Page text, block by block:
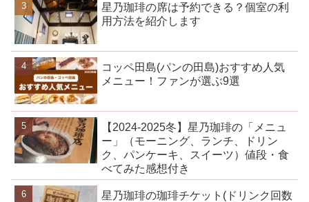
星乃珈琲の席は予約できる？個室の利
用方法を紹介します
コッペ田島(パンの田島)おすすめ人気
メニュー！ファンが選ぶ9選
【2024-2025冬】星乃珈琲の「メニュ
ー」（モーニング、ランチ、ドリン
ク、パンケーキ、スイーツ）値段・食
べてみた感想付き
星乃珈琲の珈琲チケット(ドリンク回数